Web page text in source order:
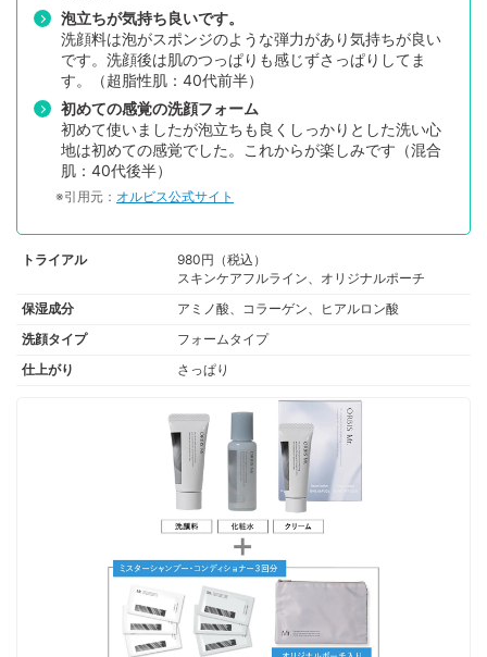
泡立ちが気持ち良いです。
洗顔料は泡がスポンジのような弾力があり気持ちが良い
です。洗顔後は肌のつっぱりも感じずさっぱりしてま
す。（超脂性肌：40代前半）
初めての感覚の洗顔フォーム
初めて使いましたが泡立ちも良くしっかりとした洗い心
地は初めての感覚でした。これからが楽しみです（混合
肌：40代後半）
※引用元： オルビス公式サイト
トライアル
980円（税込）
スキンケアフルライン、オリジナルポーチ
保湿成分
アミノ酸、コラーゲン、ヒアルロン酸
洗顔タイプ
フォームタイプ
仕上がり
さっぱり